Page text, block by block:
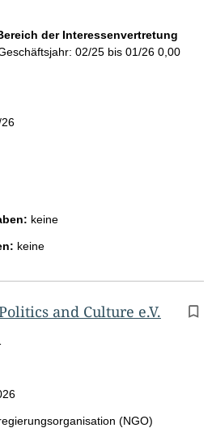
der Interessenvertretung
02/25 bis 01/26 0,00
keine
keine
and Culture e.V.
(NGO)